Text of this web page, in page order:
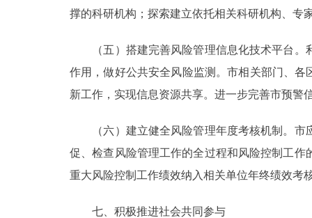
撑的科研机构；探索建立依托相关科研机构、专
（五）搭建完善风险管理信息化技术平台。
作用，做好公共安全风险监测。市相关部门、
新工作，实现信息资源共享。进一步完善市预警
（六）建立健全风险管理年度考核机制。市
促、检查风险管理工作的全过程和风险控制工
重大风险控制工作绩效纳入相关单位年终绩效考
七、积极推进社会共同参与